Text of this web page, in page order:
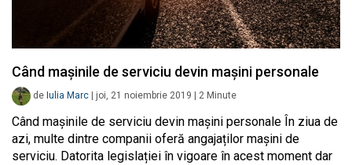
Când mașinile de serviciu devin mașini personale
de Iulia Marc joi, 21 noiembrie 2019 2 Minute
Când mașinile de serviciu devin mașini personale În ziua de
azi, multe dintre companii oferă angajaților mașini de
serviciu. Datorita legislației în vigoare în acest moment dar